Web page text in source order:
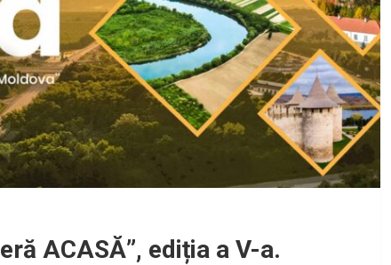
ACASĂ”, ediția a V-a.